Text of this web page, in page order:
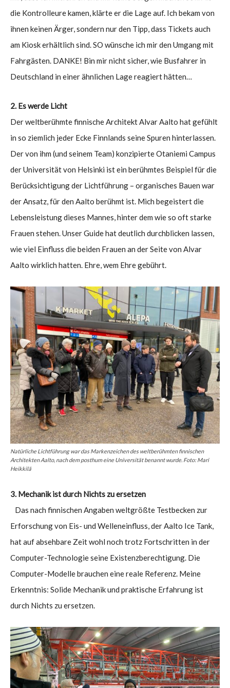
die Kontrolleure kamen, klärte er die Lage auf. Ich bekam von
ihnen keinen Ärger, sondern nur den Tipp, dass Tickets auch
am Kiosk erhältlich sind. SO wünsche ich mir den Umgang mit
Fahrgästen. DANKE! Bin mir nicht sicher, wie Busfahrer in
Deutschland in einer ähnlichen Lage reagiert hätten…
2. Es werde Licht
Der weltberühmte finnische Architekt Alvar Aalto hat gefühlt
in so ziemlich jeder Ecke Finnlands seine Spuren hinterlassen.
Der von ihm (und seinem Team) konzipierte Otaniemi Campus
der Universität von Helsinki ist ein berühmtes Beispiel für die
Berücksichtigung der Lichtführung – organisches Bauen war
der Ansatz, für den Aalto berühmt ist. Mich begeistert die
Lebensleistung dieses Mannes, hinter dem wie so oft starke
Frauen stehen. Unser Guide hat deutlich durchblicken lassen,
wie viel Einfluss die beiden Frauen an der Seite von Alvar
Aalto wirklich hatten. Ehre, wem Ehre gebührt.
Natürliche Lichtführung war das Markenzeichen des weltberühmten finnischen
Architekten Aalto, nach dem posthum eine Universität benannt wurde. Foto: Mari
Heikkilä
3. Mechanik ist durch Nichts zu ersetzen
Das nach finnischen Angaben weltgrößte Testbecken zur
Erforschung von Eis- und Welleneinfluss, der Aalto Ice Tank,
hat auf absehbare Zeit wohl noch trotz Fortschritten in der
Computer-Technologie seine Existenzberechtigung. Die
Computer-Modelle brauchen eine reale Referenz. Meine
Erkenntnis: Solide Mechanik und praktische Erfahrung ist
durch Nichts zu ersetzen.